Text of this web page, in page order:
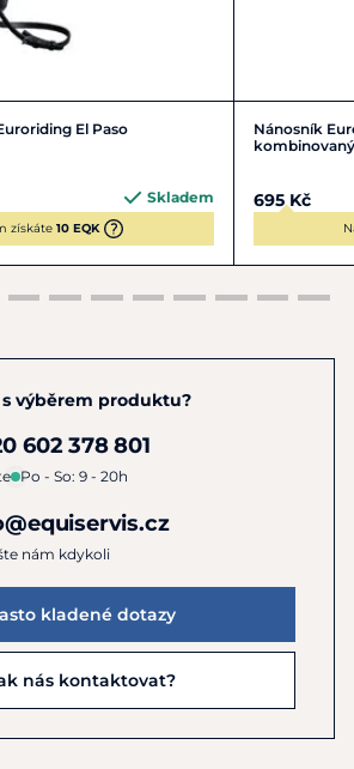
El Paso
Skladem
získáte10 EQK
Nánosník
kombinovaný
695 Kč
výběrem produktu?
602 378 801
Po - So: 9 - 20h
nám kdykoli
kladené dotazy
nás kontaktovat?